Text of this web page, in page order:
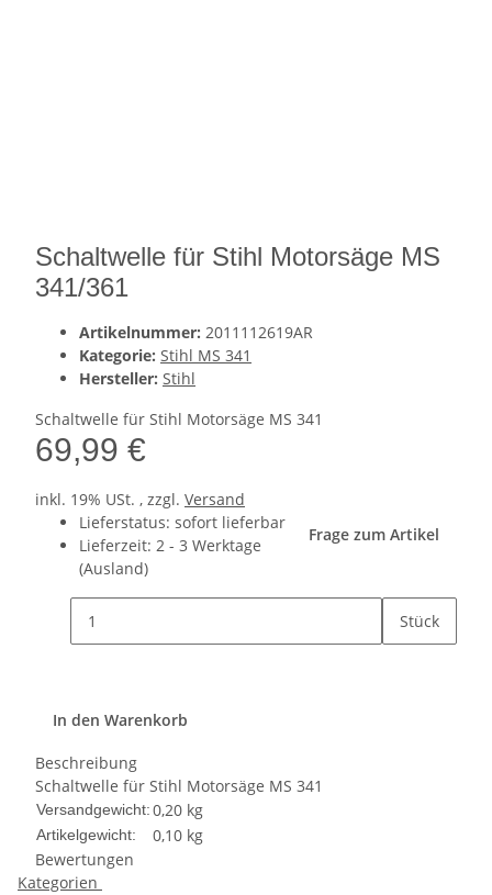
Schaltwelle für Stihl Motorsäge MS
341/361
Artikelnummer: 2011112619AR
Kategorie: Stihl MS 341
Hersteller: Stihl
Schaltwelle für Stihl Motorsäge MS 341
69,99 €
inkl. 19% USt. , zzgl. Versand
Lieferstatus: sofort lieferbar
Lieferzeit: 2 - 3 Werktage
(Ausland)
Frage zum Artikel
Stück
In den Warenkorb
Beschreibung
Schaltwelle für Stihl Motorsäge MS 341
Versandgewicht:0,20 kg
Artikelgewicht: 0,10 kg
Bewertungen
Kategorien